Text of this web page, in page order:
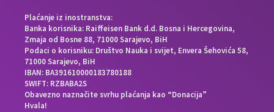
Plaćanje iz inostranstva:
Banka korisnika: Raiffeisen Bank d.d. Bosna i Hercegovina,
Zmaja od Bosne 88, 71000 Sarajevo, BiH
Podaci o korisniku: Društvo Nauka i svijet, Envera Šehovića 58,
71000 Sarajevo, BiH
IBAN: BA391610000183780188
SWIFT: RZBABA2S
Obavezno naznačite svrhu plaćanja kao “Donacija”
Hvala!